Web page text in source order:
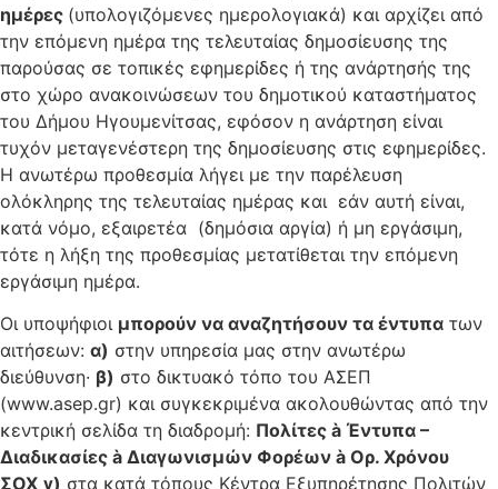
ημέρες (υπολογιζόμενες ημερολογιακά) και αρχίζει από
την επόμενη ημέρα της τελευταίας δημοσίευσης της
παρούσας σε τοπικές εφημερίδες ή της ανάρτησής της
στο χώρο ανακοινώσεων του δημοτικού καταστήματος
του Δήμου Ηγουμενίτσας, εφόσον η ανάρτηση είναι
τυχόν μεταγενέστερη της δημοσίευσης στις εφημερίδες.
Η ανωτέρω προθεσμία λήγει με την παρέλευση
ολόκληρης της τελευταίας ημέρας και εάν αυτή είναι,
κατά νόμο, εξαιρετέα (δημόσια αργία) ή μη εργάσιμη,
τότε η λήξη της προθεσμίας μετατίθεται την επόμενη
εργάσιμη ημέρα.
Οι υποψήφιοι μπορούν να αναζητήσουν τα έντυπα των
αιτήσεων: α) στην υπηρεσία μας στην ανωτέρω
διεύθυνση· β) στο δικτυακό τόπο του ΑΣΕΠ
(www.asep.gr) και συγκεκριμένα ακολουθώντας από την
κεντρική σελίδα τη διαδρομή: Πολίτες à Έντυπα –
Διαδικασίες à Διαγωνισμών Φορέων à Ορ. Χρόνου
ΣΟΧ γ) στα κατά τόπους Κέντρα Εξυπηρέτησης Πολιτών